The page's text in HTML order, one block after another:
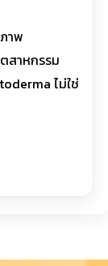
าพ
สาหกรรม
ไม่ใช่แ